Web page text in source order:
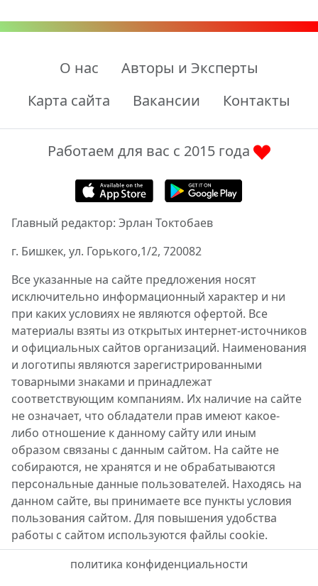
О нас
Авторы и Эксперты
Карта сайта
Вакансии Контакты
Работаем для вас с 2015 года
Главный редактор: Эрлан Токтобаев
г. Бишкек, ул. Горького,1/2, 720082
Все указанные на сайте предложения носят
исключительно информационный характер и ни
при каких условиях не являются офертой. Все
материалы взяты из открытых интернет-источников
и официальных сайтов организаций. Наименования
и логотипы являются зарегистрированными
товарными знаками и принадлежат
соответствующим компаниям. Их наличие на сайте
не означает, что обладатели прав имеют какое-
либо отношение к данному сайту или иным
образом связаны с данным сайтом. На сайте не
собираются, не хранятся и не обрабатываются
персональные данные пользователей. Находясь на
данном сайте, вы принимаете все пункты условия
пользования сайтом. Для повышения удобства
работы с сайтом используются файлы cookie.
политика конфиденциальности